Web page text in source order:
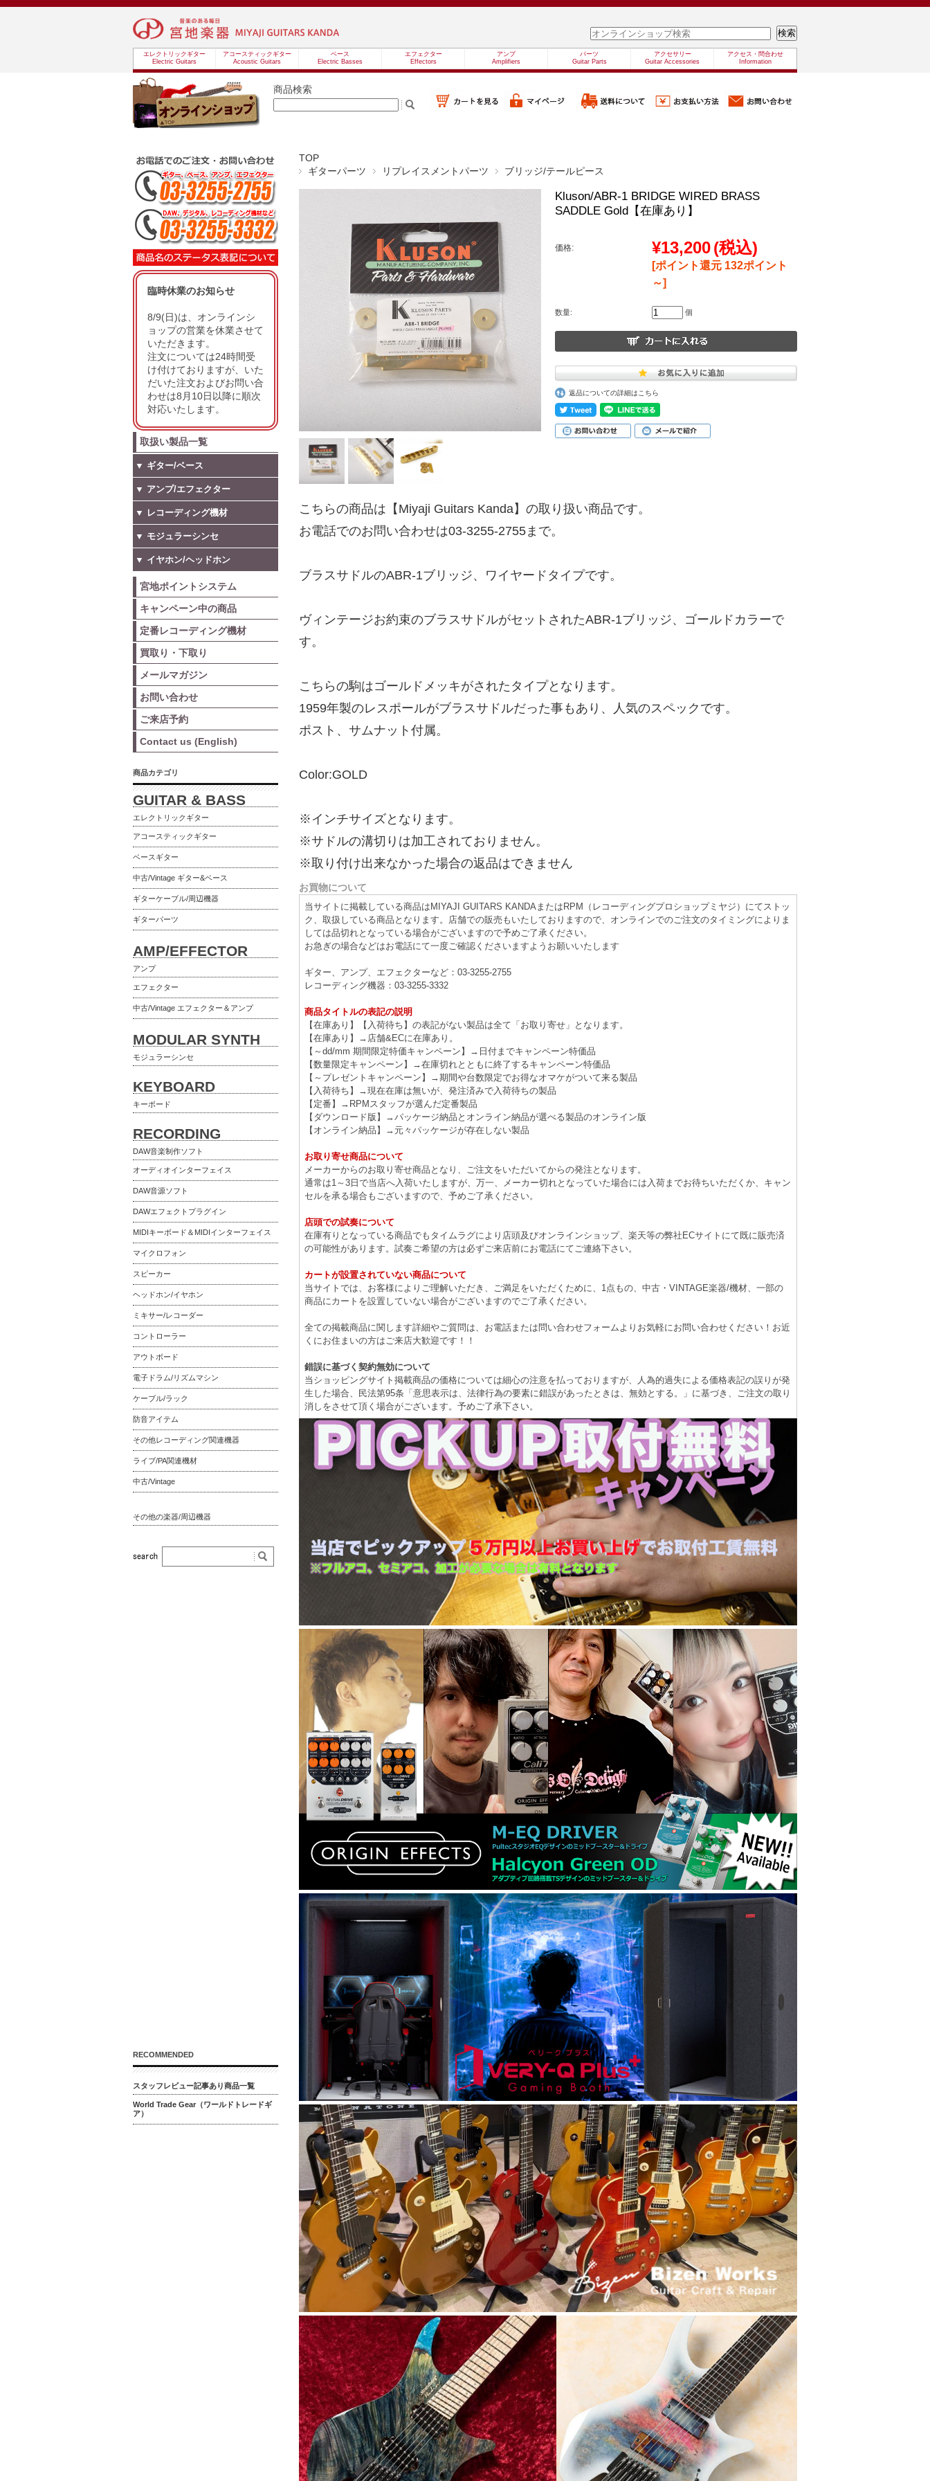
エレクトリックギター
Electric Guitars
アコースティックギター
Acoustic Guitars
ベース
Electric Basses
エフェクター
Effectors
アンプ
Amplifiers
パーツ
Guitar Parts
アクセサリー
Guitar Accessories
アクセス・問合わせ
Information
商品検索
TOP
ギターパーツ
リプレイスメントパーツ ブリッジ/テールピース
Kluson/ABR-1 BRIDGE WIRED BRASS
SADDLE Gold【在庫あり】
価格: ¥13,200(税込)
[ポイント還元 132ポイント
～]
数量: 個
返品についての詳細はこちら
こちらの商品は【Miyaji Guitars Kanda】の取り扱い商品です。
お電話でのお問い合わせは03-3255-2755まで。
ブラスサドルのABR-1ブリッジ、ワイヤードタイプです。
ヴィンテージお約束のブラスサドルがセットされたABR-1ブリッジ、ゴールドカラーで
す。
こちらの駒はゴールドメッキがされたタイプとなります。
1959年製のレスポールがブラスサドルだった事もあり、人気のスペックです。
ポスト、サムナット付属。
Color:GOLD
※インチサイズとなります。
※サドルの溝切りは加工されておりません。
※取り付け出来なかった場合の返品はできません
お買物について
当サイトに掲載している商品はMIYAJI GUITARS KANDAまたはRPM（レコーディングプロショップミヤジ）にてストッ
ク、取扱している商品となります。店舗での販売もいたしておりますので、オンラインでのご注文のタイミングによりま
しては品切れとなっている場合がございますので予めご了承ください。
お急ぎの場合などはお電話にて一度ご確認くださいますようお願いいたします
ギター、アンプ、エフェクターなど：03-3255-2755
レコーディング機器：03-3255-3332
商品タイトルの表記の説明
【在庫あり】【入荷待ち】の表記がない製品は全て「お取り寄せ」となります。
【在庫あり】→店舗&ECに在庫あり。
【～dd/mm 期間限定特価キャンペーン】→日付までキャンペーン特価品
【数量限定キャンペーン】→在庫切れとともに終了するキャンペーン特価品
【～プレゼントキャンペーン】→期間や台数限定でお得なオマケがついて来る製品
【入荷待ち】→現在在庫は無いが、発注済みで入荷待ちの製品
【定番】→RPMスタッフが選んだ定番製品
【ダウンロード版】→パッケージ納品とオンライン納品が選べる製品のオンライン版
【オンライン納品】→元々パッケージが存在しない製品
お取り寄せ商品について
メーカーからのお取り寄せ商品となり、ご注文をいただいてからの発注となります。
通常は1～3日で当店へ入荷いたしますが、万一、メーカー切れとなっていた場合には入荷までお待ちいただくか、キャン
セルを承る場合もございますので、予めご了承ください。
店頭での試奏について
在庫有りとなっている商品でもタイムラグにより店頭及びオンラインショップ、楽天等の弊社ECサイトにて既に販売済
の可能性があります。試奏ご希望の方は必ずご来店前にお電話にてご連絡下さい。
カートが設置されていない商品について
当サイトでは、お客様によりご理解いただき、ご満足をいただくために、1点もの、中古・VINTAGE楽器/機材、一部の
商品にカートを設置していない場合がございますのでご了承ください。
全ての掲載商品に関します詳細やご質問は、お電話または問い合わせフォームよりお気軽にお問い合わせください！お近
くにお住まいの方はご来店大歓迎です！！
錯誤に基づく契約無効について
当ショッピングサイト掲載商品の価格については細心の注意を払っておりますが、人為的過失による価格表記の誤りが発
生した場合、民法第95条「意思表示は、法律行為の要素に錯誤があったときは、無効とする。」に基づき、ご注文の取り
消しをさせて頂く場合がございます。予めご了承下さい。
臨時休業のお知らせ
8/9(日)は、オンラインシ
ョップの営業を休業させて
いただきます。
注文については24時間受
け付けておりますが、いた
だいた注文およびお問い合
わせは8月10日以降に順次
対応いたします。
取扱い製品一覧
▼ ギター/ベース
▼ アンプ/エフェクター
▼ レコーディング機材
▼ モジュラーシンセ
▼ イヤホン/ヘッドホン
宮地ポイントシステム
キャンペーン中の商品
定番レコーディング機材
買取り・下取り
メールマガジン
お問い合わせ
ご来店予約
Contact us (English)
商品カテゴリ
GUITAR & BASS
エレクトリックギター
アコースティックギター
ベースギター
中古/Vintage ギター&ベース
ギターケーブル/周辺機器
ギターパーツ
AMP/EFFECTOR
アンプ
エフェクター
中古/Vintage エフェクター＆アンプ
MODULAR SYNTH
モジュラーシンセ
KEYBOARD
キーボード
RECORDING
DAW音楽制作ソフト
オーディオインターフェイス
DAW音源ソフト
DAWエフェクトプラグイン
MIDIキーボード＆MIDIインターフェイス
マイクロフォン
スピーカー
ヘッドホン/イヤホン
ミキサー/レコーダー
コントローラー
アウトボード
電子ドラム/リズムマシン
ケーブル/ラック
防音アイテム
その他レコーディング関連機器
ライブ/PA関連機材
中古/Vintage
その他の楽器/周辺機器
RECOMMENDED
スタッフレビュー記事あり商品一覧
World Trade Gear（ワールドトレードギ
ア）